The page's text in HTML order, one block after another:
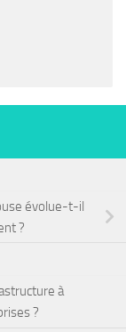
évolue-t-il
?
à
?